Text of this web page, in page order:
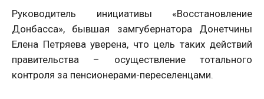
Руководитель инициативы «Восстановление
Донбасса», бывшая замгубернатора Донетчины
Елена Петряева уверена, что цель таких действий
правительства – осуществление тотального
контроля за пенсионерами-переселенцами.